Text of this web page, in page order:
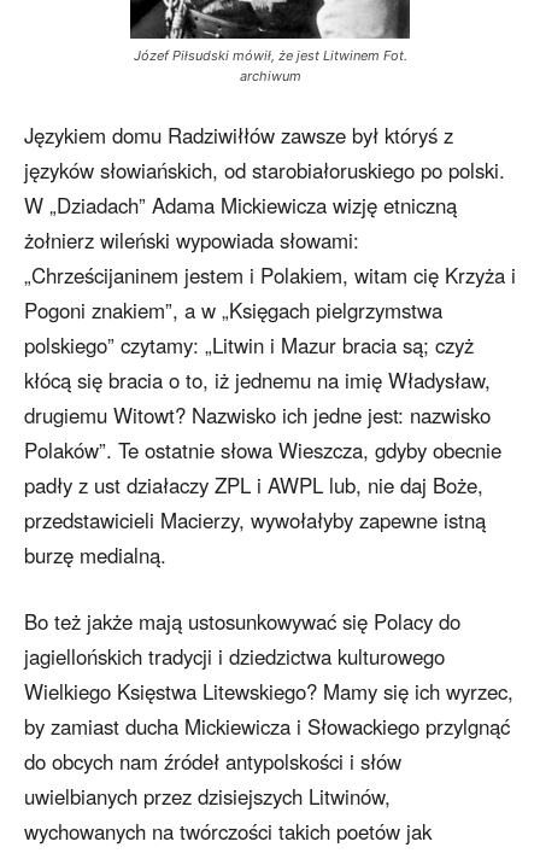
Józef Piłsudski mówił, że jest Litwinem Fot.
archiwum
Językiem domu Radziwiłłów zawsze był któryś z
języków słowiańskich, od starobiałoruskiego po polski.
W „Dziadach” Adama Mickiewicza wizję etniczną
żołnierz wileński wypowiada słowami:
„Chrześcijaninem jestem i Polakiem, witam cię Krzyża i
Pogoni znakiem”, a w „Księgach pielgrzymstwa
polskiego” czytamy: „Litwin i Mazur bracia są; czyż
kłócą się bracia o to, iż jednemu na imię Władysław,
drugiemu Witowt? Nazwisko ich jedne jest: nazwisko
Polaków”. Te ostatnie słowa Wieszcza, gdyby obecnie
padły z ust działaczy ZPL i AWPL lub, nie daj Boże,
przedstawicieli Macierzy, wywołałyby zapewne istną
burzę medialną.
Bo też jakże mają ustosunkowywać się Polacy do
jagiellońskich tradycji i dziedzictwa kulturowego
Wielkiego Księstwa Litewskiego? Mamy się ich wyrzec,
by zamiast ducha Mickiewicza i Słowackiego przylgnąć
do obcych nam źródeł antypolskości i słów
uwielbianych przez dzisiejszych Litwinów,
wychowanych na twórczości takich poetów jak